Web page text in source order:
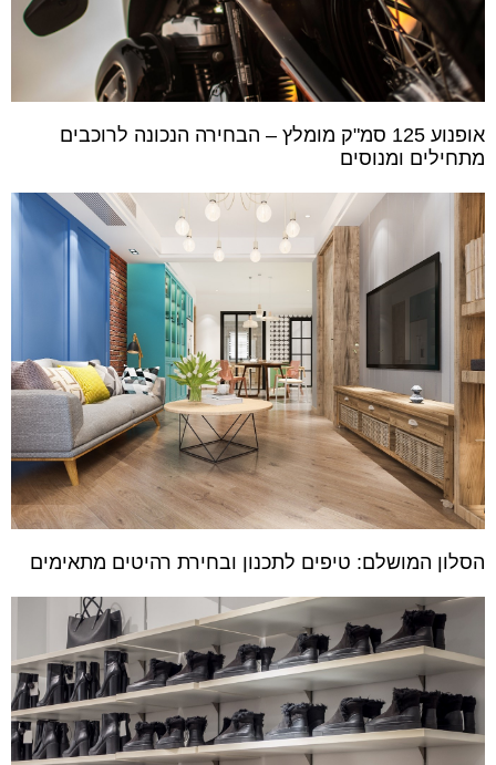
אופנוע 125 סמ"ק מומלץ – הבחירה הנכונה לרוכבים
מתחילים ומנוסים
הסלון המושלם: טיפים לתכנון ובחירת רהיטים מתאימים